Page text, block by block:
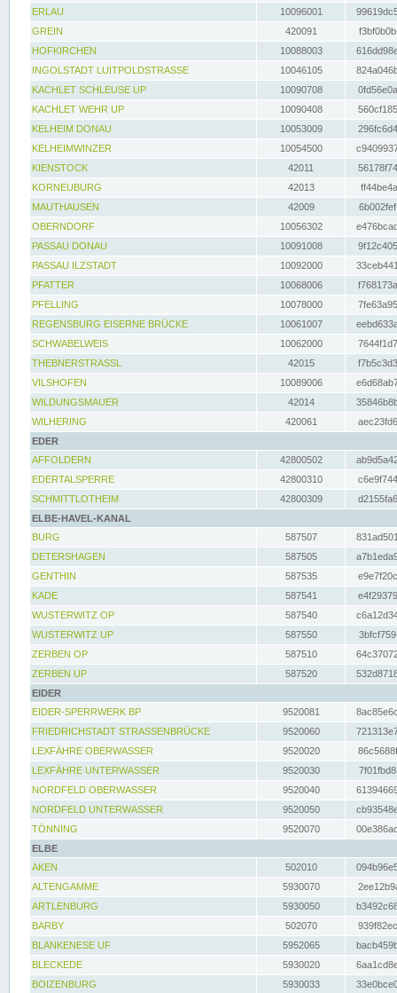
ERLAU
10096001
GREIN
420091
HOFKIRCHEN
10088003
INGOLSTADT LUITPOLDSTRASSE
10046105
KACHLET SCHLEUSE UP
10090708
KACHLET WEHR UP
10090408
KELHEIM DONAU
10053009
KELHEIMWINZER
10054500
KIENSTOCK
42011
KORNEUBURG
42013
MAUTHAUSEN
42009
OBERNDORF
10056302
PASSAU DONAU
10091008
PASSAU ILZSTADT
10092000
PFATTER
10068006
PFELLING
10078000
REGENSBURG EISERNE BRÜCKE
10061007
SCHWABELWEIS
10062000
THEBNERSTRASSL
42015
VILSHOFEN
10089006
WILDUNGSMAUER
42014
WILHERING
420061
EDER
AFFOLDERN
42800502
EDERTALSPERRE
42800310
SCHMITTLOTHEIM
42800309
ELBE-HAVEL-KANAL
BURG
587507
DETERSHAGEN
587505
GENTHIN
587535
KADE
587541
WUSTERWITZ OP
587540
WUSTERWITZ UP
587550
ZERBEN OP
587510
ZERBEN UP
587520
EIDER
EIDER-SPERRWERK BP
9520081
FRIEDRICHSTADT STRASSENBRÜCKE
9520060
LEXFÄHRE OBERWASSER
9520020
LEXFÄHRE UNTERWASSER
9520030
NORDFELD OBERWASSER
9520040
NORDFELD UNTERWASSER
9520050
TÖNNING
9520070
ELBE
AKEN
502010
ALTENGAMME
5930070
ARTLENBURG
5930050
BARBY
502070
BLANKENESE UF
5952065
BLECKEDE
5930020
BOIZENBURG
5930033